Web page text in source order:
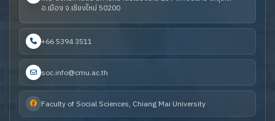
อ.เมือง จ.เชียงใหม่ 50200
+66 5394 3511
soc.info@cmu.ac.th
Faculty of Social Sciences, Chiang Mai University